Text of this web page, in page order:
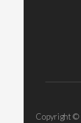
Copyright ©